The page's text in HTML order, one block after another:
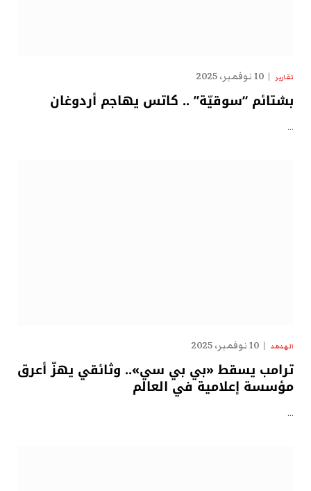
تقارير 10 نوفمبر، 2025
بشتائم “سوقيّة” .. كاتس يهاجم أردوغان
…
الهدهد 10 نوفمبر، 2025
ترامب يسقط «بي بي سي».. وثائقي يهزّ أعرق
مؤسسة إعلامية في العالم
…